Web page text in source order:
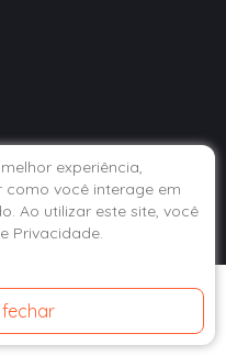
experiência,
como você interage em
Ao utilizar este site, você
Privacidade.
DIREITOS RESERVADOS.